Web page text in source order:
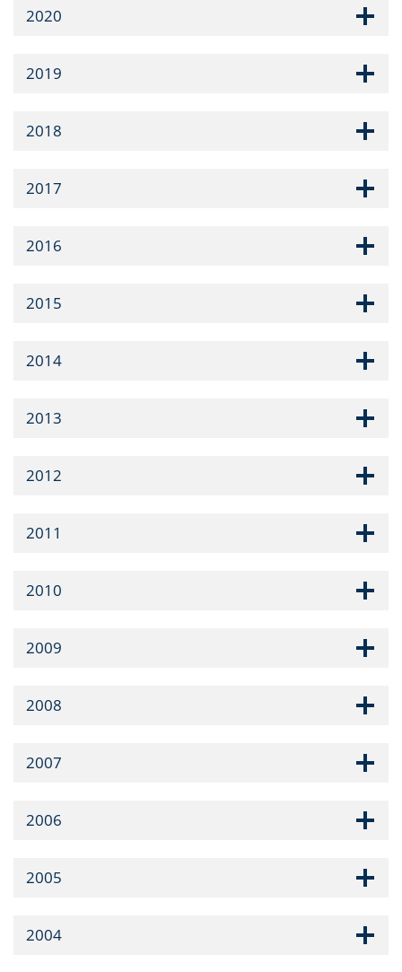
2020
2019
2018
2017
2016
2015
2014
2013
2012
2011
2010
2009
2008
2007
2006
2005
2004